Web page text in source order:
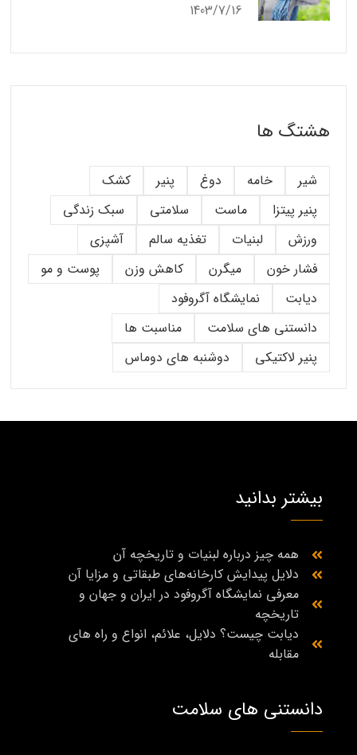
1403/7/16
هشتگ ها
شیر خامه دوغ پنیر
کشک
پنیر پیتزا
ماست سلامتی
سبک زندگی
ورزش
لبنیات تغذیه سالم
آشپزی
فشار خون
میگرن کاهش وزن
پوست و مو
دیابت
نمایشگاه آگروفود
دانستنی های سلامت
مناسبت ها
پنیر لاکتیکی
دوشنبه های دوماس
بیشتر بدانید
همه چیز درباره لبنیات و تاریخچه آن
دلایل پیدایش کارخانه‌های طبقاتی و مزایا آن
معرفی نمایشگاه آگروفود در ایران و جهان و
تاریخچه
دیابت چیست؟ دلایل، علائم، انواع و راه‌ های
مقابله
دانستنی های سلامت